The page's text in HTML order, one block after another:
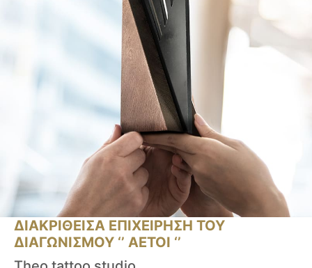
ΔΙΑΚΡΙΘΕΙΣΑ ΕΠΙΧΕΙΡΗΣΗ ΤΟΥ
ΔΙΑΓΩΝΙΣΜΟΥ ‘’ ΑΕΤΟΙ ‘’